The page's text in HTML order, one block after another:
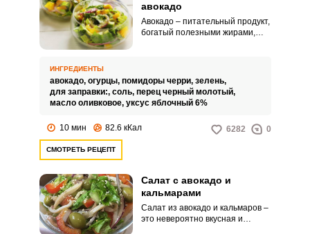
авокадо
Авокадо – питательный продукт,
богатый полезными жирами,
диетического перекуса или
ужина.
ИНГРЕДИЕНТЫ
авокадо, огурцы, помидоры черри, зелень,
для заправки:, соль, перец черный молотый,
масло оливковое, уксус яблочный 6%
10 мин 82.6 кКал 6282 0
СМОТРЕТЬ РЕЦЕПТ
Салат с авокадо и
кальмарами
Салат из авокадо и кальмаров –
это невероятно вкусная и